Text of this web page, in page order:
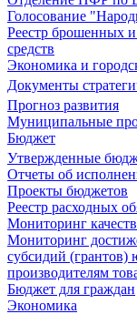
Голосование
Реестр брошенных
средств
Экономика и
Документы
Прогноз развития
Муниципальные
Бюджет
Утвержденные
Отчеты об
Проекты бюджетов
Реестр расходных
Мониторинг
Мониторинг
субсидий
производителям
Бюджет для граждан
Экономика